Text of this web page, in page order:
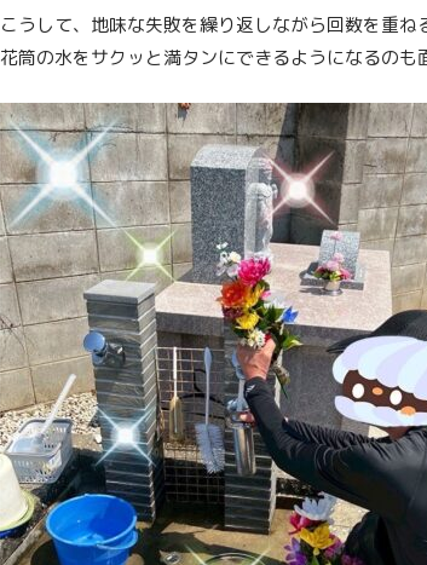
こうして、地味な失敗を繰り返しながら回数を重ね
花筒の水をサクッと満タンにできるようになるのも